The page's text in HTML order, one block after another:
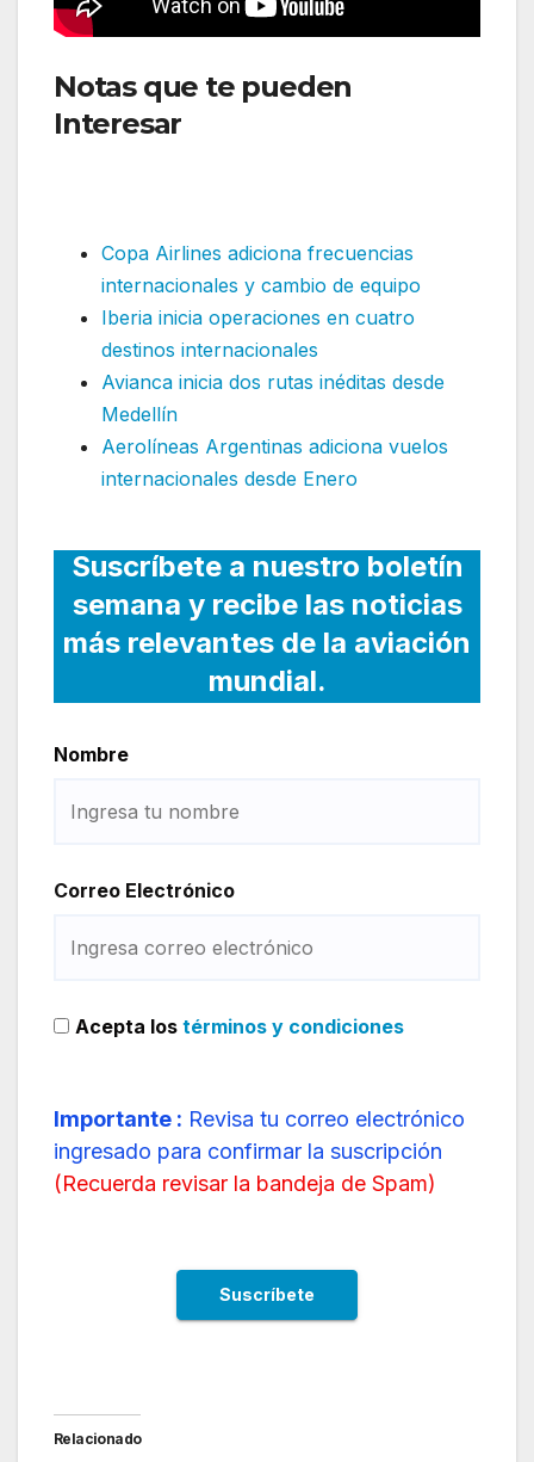
Notas que te pueden
Interesar
Copa Airlines adiciona frecuencias
internacionales y cambio de equipo
Iberia inicia operaciones en cuatro
destinos internacionales
Avianca inicia dos rutas inéditas desde
Medellín
Aerolíneas Argentinas adiciona vuelos
internacionales desde Enero
Suscríbete a nuestro boletín
semana y recibe las noticias
más relevantes de la aviación
mundial.
Nombre
Correo Electrónico
Acepta los términos y condiciones
Importante : Revisa tu correo electrónico
ingresado para confirmar la suscripción
(Recuerda revisar la bandeja de Spam)
Relacionado